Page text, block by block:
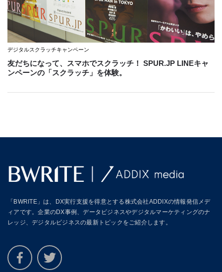
デジタルスクラッチキャンペーン
友だちになって、スマホでスクラッチ！ SPUR.JP LINEキャ
ンペーンの「スクラッチ」を体験。
「BWRITE」は、DX実行支援を得意とする株式会社ADDIXの情報発信メデ
ィアです。企業のDX事例、データビジネスやデジタルマーケティングのナ
レッジ、デジタルビジネスの最新トピックをご紹介します。